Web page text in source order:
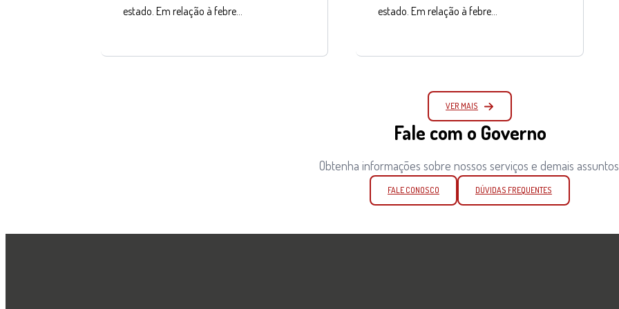
estado. Em relação à febre… estado. Em relação à febre…
VER MAIS
Fale com o Governo
Obtenha informações sobre nossos serviços e demais
FALE CONOSCO DÚVIDAS FREQUENTES